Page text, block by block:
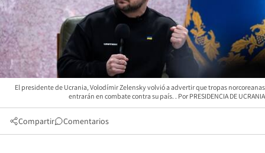
El presidente de Ucrania, Volodímir Zelensky volvió a advertir que tropas norcoreanas
entrarán en combate contra su país.
PRESIDENCIA DE UCRANIA
Compartir Comentarios